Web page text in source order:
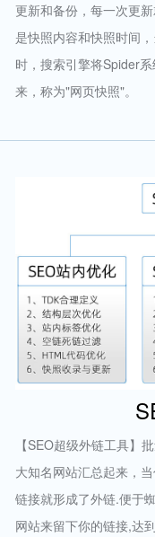
更新和备份，每一次更
是快照内容和快照时间
时，搜索引擎将Spider
来，称为"网页快照"。
【SEO超级外链工具】
大知名网站汇总起来，
链接就形成了外链.便于
网站来留下你的链接,达